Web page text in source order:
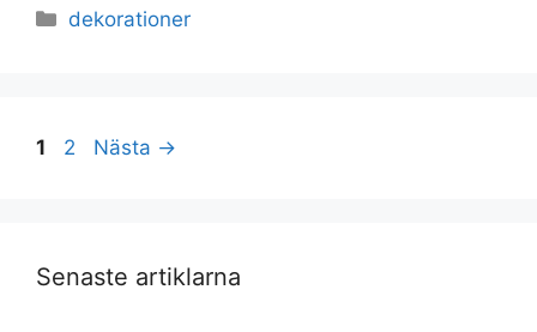
Kategorier
dekorationer
Sida
1 Sida
2 Nästa →
Senaste artiklarna